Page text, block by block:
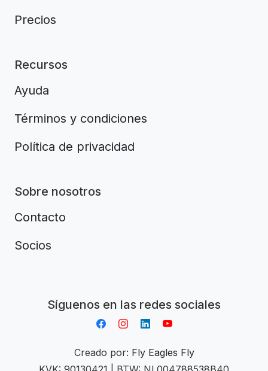
Precios
Recursos
Ayuda
Términos y condiciones
Política de privacidad
Sobre nosotros
Contacto
Socios
Síguenos en las redes sociales
Creado por: Fly Eagles Fly